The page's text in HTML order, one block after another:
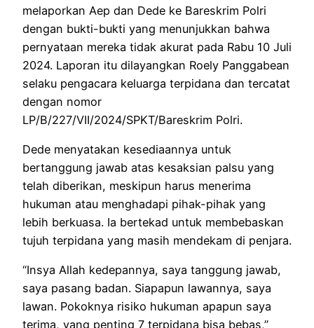
melaporkan Aep dan Dede ke Bareskrim Polri
dengan bukti-bukti yang menunjukkan bahwa
pernyataan mereka tidak akurat pada Rabu 10 Juli
2024. Laporan itu dilayangkan Roely Panggabean
selaku pengacara keluarga terpidana dan tercatat
dengan nomor
LP/B/227/VII/2024/SPKT/Bareskrim Polri.
Dede menyatakan kesediaannya untuk
bertanggung jawab atas kesaksian palsu yang
telah diberikan, meskipun harus menerima
hukuman atau menghadapi pihak-pihak yang
lebih berkuasa. Ia bertekad untuk membebaskan
tujuh terpidana yang masih mendekam di penjara.
“Insya Allah kedepannya, saya tanggung jawab,
saya pasang badan. Siapapun lawannya, saya
lawan. Pokoknya risiko hukuman apapun saya
terima, yang penting 7 terpidana bisa bebas,”